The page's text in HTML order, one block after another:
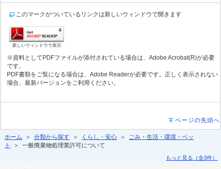
このマークがついているリンクは新しいウィンドウで開きます
新しいウィンドウで表示
※資料としてPDFファイルが添付されている場合は、Adobe Acrobat(R)が必要
です。
PDF書類をご覧になる場合は、Adobe Readerが必要です。正しく表示されない
場合、最新バージョンをご利用ください。
ページの先頭へ
ホーム ＞分類から探す ＞ くらし・安心 ＞ ごみ・生活・環境・ペッ
ト
＞ 一般廃棄物処理業許可について
もっと見る（全3件）